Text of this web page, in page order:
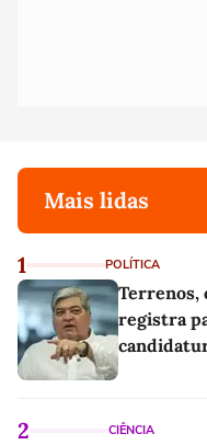
Mais lidas
1 POLÍTICA
Terrenos,
registra
2 CIÊNCIA